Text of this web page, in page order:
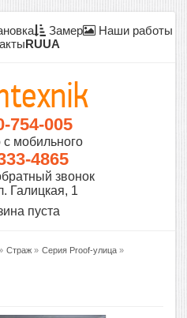
Замер
Наши работы
RUUA
754-005
с мобильного
4865
звонок
Галицкая, 1
пуста
Страж » Серия Proof-улица »